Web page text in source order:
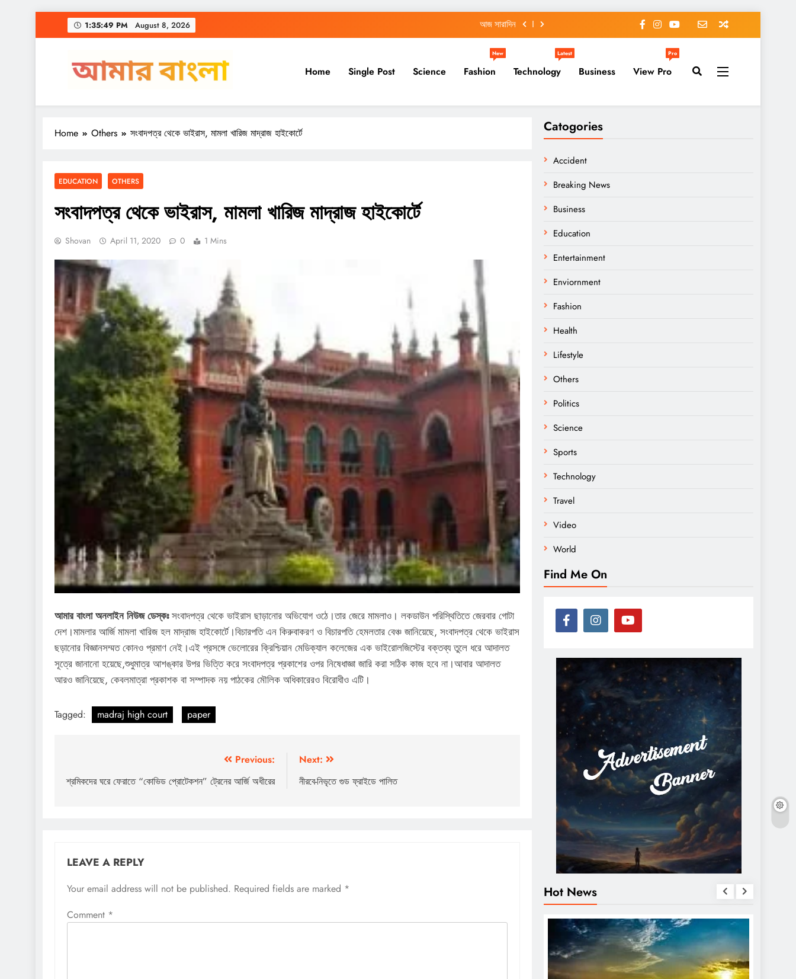
1:35:50 PM August 8, 2026
আজ সারাদিন
আজ সারাদিন
আজ সারাদিন
Amar Bangla
Home Single Post Science Fashion
New
Technology
Latest
Business View Pro
Pro
Home Others সংবাদপত্র থেকে ভাইরাস, মামলা খারিজ মাদ্রাজ হাইকোর্টে
EDUCATION OTHERS
সংবাদপত্র থেকে ভাইরাস, মামলা খারিজ মাদ্রাজ হাইকোর্টে
Shovan April 11, 2020 0 1 Mins
আমার বাংলা অনলাইন নিউজ ডেস্কঃসংবাদপত্র থেকে ভাইরাস ছাড়ানোর অভিযোগ ওঠে।তার জেরে মামলাও। লকডাউন পরিস্থিতিতে জেরবার গোটা
দেশ।মামলার আর্জি মামলা খারিজ হল মাদ্রাজ হাইকোর্টে।বিচারপতি এন কিরুবাকরণ ও বিচারপতি হেমলতার বেঞ্চ জানিয়েছে, সংবাদপত্র থেকে ভাইরাস
ছড়ানোর বিজ্ঞানসম্মত কোনও প্রমাণ নেই।এই প্রসঙ্গে ভেলোরের ক্রিশ্চিয়ান মেডিক্যাল কলেজের এক ভাইরোলজিস্টের বক্তব্য তুলে ধরে আদালত
সূত্রে জানানো হয়েছে,শুধুমাত্র আশঙ্কার উপর ভিত্তি করে সংবাদপত্র প্রকাশের ওপর নিষেধাজ্ঞা জারি করা সঠিক কাজ হবে না।আবার আদালত
আরও জানিয়েছে, কেবলমাত্রা প্রকাশক বা সম্পাদক নয় পাঠকের মৌলিক অধিকারেরও বিরোধীও এটি।
Tagged: madraj high court paper
navigation
Previous:
শ্রমিকদের ঘরে ফেরাতে “কোভিড প্রোটেকশন” ট্রেনের আর্জি অধীরের
Next:
নীরবে-নিভৃতে গুড ফ্রাইডে পালিত
LEAVE A REPLY
Your email address will not be published. Required fields are marked *
Comment *
Catogories
Accident
Breaking News
Business
Education
Entertainment
Enviornment
Fashion
Health
Lifestyle
Others
Politics
Science
Sports
Technology
Travel
Video
World
Find Me On
Hot News